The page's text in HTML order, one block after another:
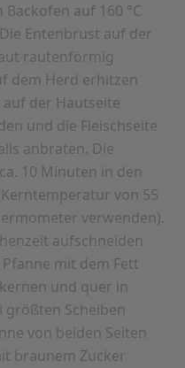
auf 160 °C
Entenbrust auf der
rautenförmig
dem Herd erhitzen
der Hautseite
und die Fleischseite
anbraten. Die
10 Minuten in den
von 55
verwenden).
aufschneiden
mit dem Fett
und quer in
größten Scheiben
von beiden Seiten
braunem Zucker